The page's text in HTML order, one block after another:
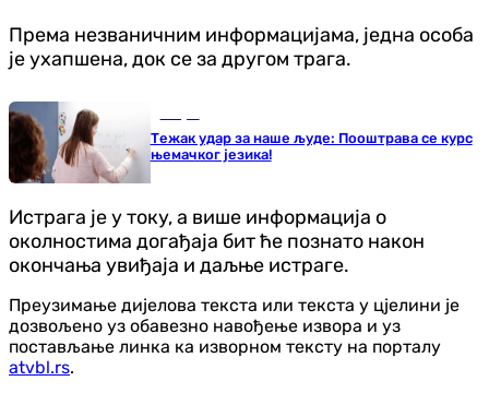
Према незваничним информацијама, једна особа
је ухапшена, док се за другом трага.
Тежак удар за наше људе: Пооштрава се курс
њемачког језика!
Истрага је у току, а више информација о
околностима догађаја бит ће познато након
окончања увиђаја и даљње истраге.
Преузимање дијелова текста или текста у цјелини је
дозвољено уз обавезно навођење извора и уз
постављање линка ка изворном тексту на порталу
atvbl.rs.